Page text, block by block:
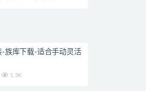
-族库下载-适合手动灵活
1.5K